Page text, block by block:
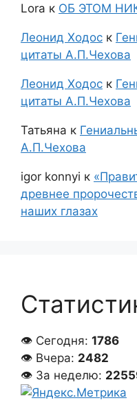
Lora к ОБ ЭТОМ
Леонид Ходос к
цитаты А.П.Чехова
Леонид Ходос к
цитаты А.П.Чехова
Татьяна к
А.П.Чехова
igor konnyi к
древнее
наших глазах
👁 Сегодня: 1786
👁 Вчера: 2482
👁 За неделю: